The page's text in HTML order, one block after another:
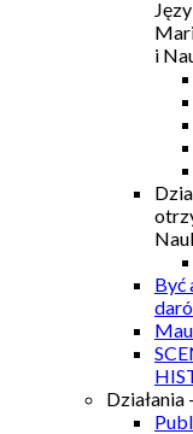
i
Być
Działania